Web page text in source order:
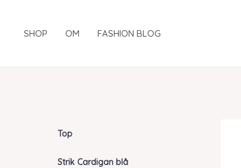
SHOP OM FASHION BLOG
Top
Strik Cardigan blå